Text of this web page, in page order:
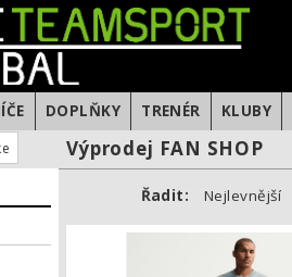
DOPLŇKY TRENÉR KLUBY
Výprodej FAN SHOP
Řadit: Nejlevnější